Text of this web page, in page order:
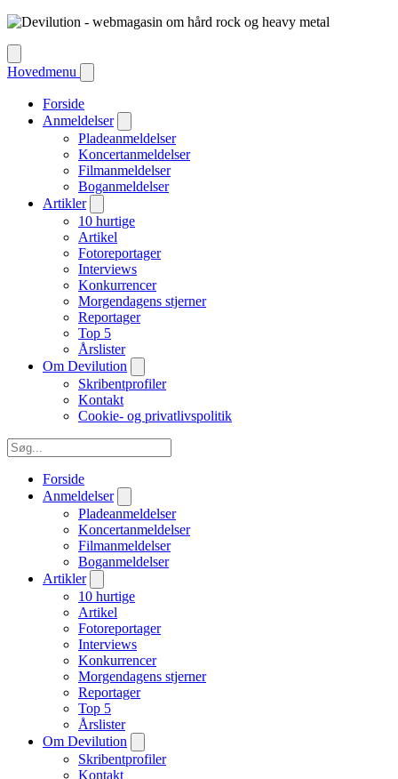
Hovedmenu
Forside
Anmeldelser
Pladeanmeldelser
Koncertanmeldelser
Filmanmeldelser
Boganmeldelser
Artikler
10 hurtige
Artikel
Fotoreportager
Interviews
Konkurrencer
Morgendagens stjerner
Reportager
Top 5
Årslister
Om Devilution
Skribentprofiler
Kontakt
Cookie- og privatlivspolitik
Forside
Anmeldelser
Pladeanmeldelser
Koncertanmeldelser
Filmanmeldelser
Boganmeldelser
Artikler
10 hurtige
Artikel
Fotoreportager
Interviews
Konkurrencer
Morgendagens stjerner
Reportager
Top 5
Årslister
Om Devilution
Skribentprofiler
Kontakt